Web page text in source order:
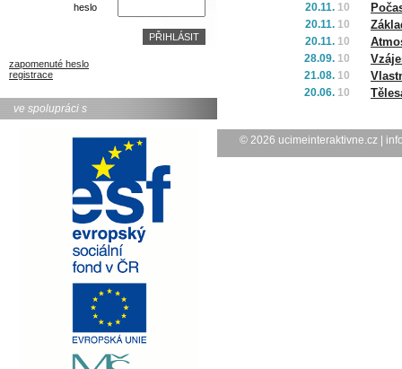
heslo
zapomenuté heslo
registrace
ve spolupráci s
20.11. 10
20.11. 10
20.11. 10
28.09. 10
21.08. 10
20.06. 10
© 2026 ucimeinteraktivne.cz